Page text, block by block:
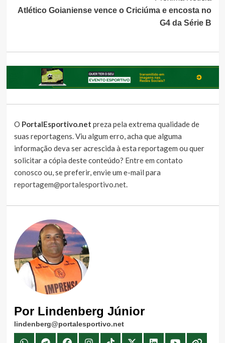
Atlético Goianiense vence o Criciúma e encosta no
G4 da Série B
O PortalEsportivo.net preza pela extrema qualidade de
suas reportagens. Viu algum erro, acha que alguma
informação deva ser acrescida à esta reportagem ou quer
solicitar a cópia deste conteúdo? Entre em contato
conosco ou, se preferir, envie um e-mail para
reportagem@portalesportivo.net.
Por Lindenberg Júnior
lindenberg@portalesportivo.net